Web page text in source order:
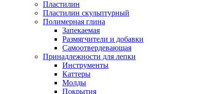
Пластилин
Пластилин скульптурный
Полимерная глина
Запекаемая
Размягчители и добавки
Самоотвердевающая
Принадлежности для лепки
Инструменты
Каттеры
Молды
Покрытия